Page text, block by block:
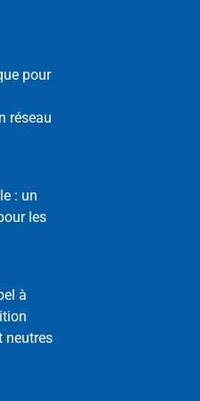
pour
réseau
: un
les
à
neutres